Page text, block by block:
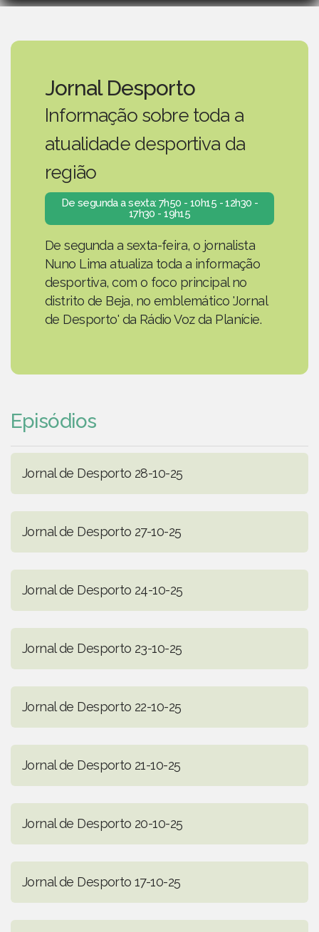
Jornal Desporto
Informação sobre toda a
atualidade desportiva da
região
De segunda a sexta: 7h50 - 10h15 - 12h30 -
17h30 - 19h15
De segunda a sexta-feira, o jornalista
Nuno Lima atualiza toda a informação
desportiva, com o foco principal no
distrito de Beja, no emblemático 'Jornal
de Desporto' da Rádio Voz da Planície.
Episódios
Jornal de Desporto 28-10-25
Jornal de Desporto 27-10-25
Jornal de Desporto 24-10-25
Jornal de Desporto 23-10-25
Jornal de Desporto 22-10-25
Jornal de Desporto 21-10-25
Jornal de Desporto 20-10-25
Jornal de Desporto 17-10-25